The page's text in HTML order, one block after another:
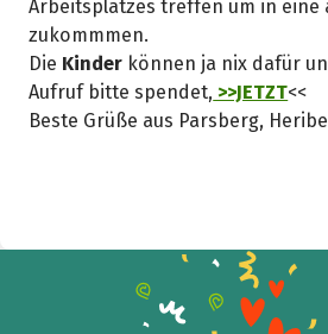
Arbeitsplatzes treffen um in eine
zukommmen.
Die Kinder können ja nix dafür
Aufruf bitte spendet, >>JETZT<<
Beste Grüße aus Parsberg,
Share
Help to collect more